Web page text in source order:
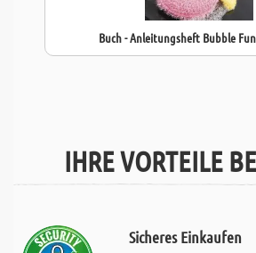
Buch - Anleitungsheft Bubble
IHRE VORTEILE
Sicheres Einkaufen